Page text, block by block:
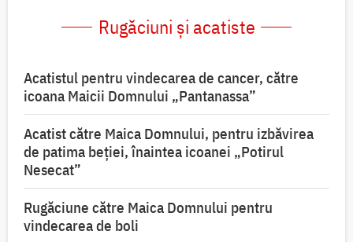
Rugăciuni și acatiste
Acatistul pentru vindecarea de cancer, către
icoana Maicii Domnului „Pantanassa”
Acatist către Maica Domnului, pentru izbăvirea
de patima beției, înaintea icoanei „Potirul
Nesecat”
Rugăciune către Maica Domnului pentru
vindecarea de boli